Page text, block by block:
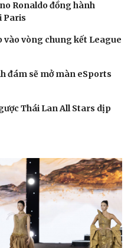
Ronaldo đồng hành
Paris
vòng chung kết League
đám sẽ mở màn eSports
Thái Lan All Stars dịp